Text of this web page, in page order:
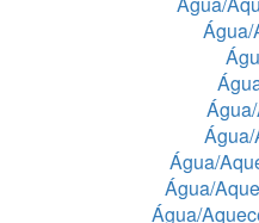
Água/
Água/
Água/
Água/